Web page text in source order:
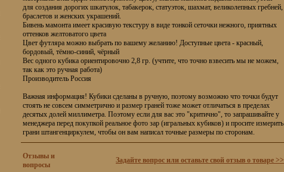
для создания дорогих шкатулок, табакерок, статуэток, шахмат, великолепных гребней,
браслетов и женских украшений.
Бивень мамонта имеет красивую текстуру в виде тонкой сеточки нежного, приятных
оттенков желтоватого цвета
Цвет футляра можно выбрать по вашему желанию! Доступные цвета - красный,
бордовый, тёмно-синий, чёрный
Вес одного кубика ориентировочно 2,8 гр. (учтите, что точно взвесить мы не можем,
так как это ручная работа)
Производитель Россия
Важная информация! Кубики сделаны в ручную, поэтому возможно что точки будут
стоять не совсем симметрично и размер граней тоже может отличаться в пределах
десятых долей миллиметра. Поэтому если для вас это "критично", то запрашивайте у
менеджера перед покупкой реальное фото зар (игральных кубиков) и просите измерить
грани штангенциркулем, чтобы он вам написал точные размеры по сторонам.
Отзывы и
вопросы
Задайте вопрос или оставьте свой отзыв о товаре >>